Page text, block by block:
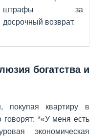
штрафы за
досрочный возврат.
богатства и
покупая квартиру в
говорят: *«У меня есть
экономическая